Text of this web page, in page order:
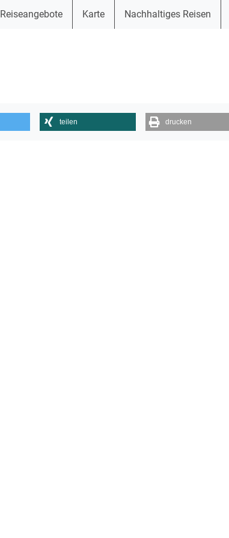
Reiseangebote Karte Nachhaltiges Reisen
teilen drucken